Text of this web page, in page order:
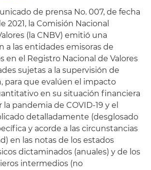
de prensa No. 007, de fecha
2021, la Comisión Nacional
(la CNBV) emitió una
a las entidades emisoras de
en el Registro Nacional de Valores
sujetas a la supervisión de
para que evalúen el impacto
en su situación financiera
pandemia de COVID-19 y el
detalladamente (desglosado
y acorde a las circunstancias
en las notas de los estados
dictaminados (anuales) y de los
intermedios (no